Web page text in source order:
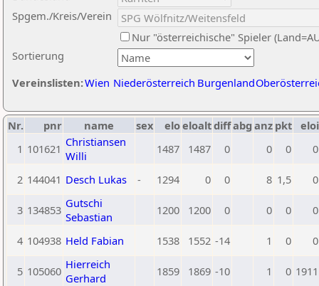
Sortierung
Spgem./Kreis/Verein
Nur "österreichische" Spieler
Vereinslisten:Wien Niederösterreich Burgenland
Nr. pnr name sex eloeloaltdiffabg anz pkt eloi
1 101621 Christiansen
Willi
1487 1487 0 0 0 0
2 144041 Desch Lukas - 1294 0 0 8 1,5 0
3 134853 Gutschi
Sebastian
1200 1200 0 0 0 0
4 104938 Held Fabian 1538 1552 -14 1 0 0
5 105060 Hierreich
Gerhard
1859 1869 -10 1 0 1911